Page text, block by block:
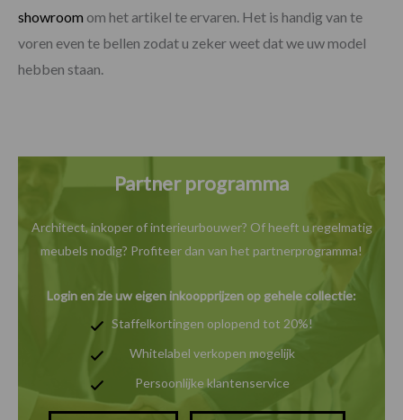
showroom om het artikel te ervaren. Het is handig van te
voren even te bellen zodat u zeker weet dat we uw model
hebben staan.
Partner programma
Architect, inkoper of interieurbouwer? Of heeft u regelmatig
meubels nodig? Profiteer dan van het partnerprogramma!
Login en zie uw eigen inkoopprijzen op gehele collectie:
Staffelkortingen oplopend tot 20%!
Whitelabel verkopen mogelijk
Persoonlijke klantenservice